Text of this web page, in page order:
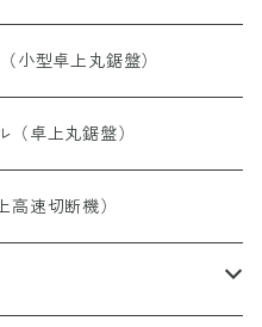
ー
小型卓上丸鋸盤）
卓上丸鋸盤）
速切断機）